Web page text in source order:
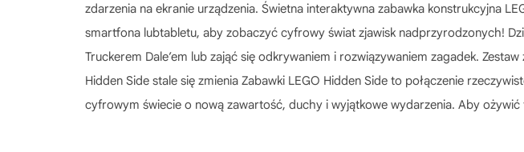
zdarzenia na ekranie urządzenia. Świetna interaktywna zabawka konstrukcyjna
smartfona lubtabletu, aby zobaczyć cyfrowy świat zjawisk nadprzyrodzonych!
Truckerem Dale’em lub zająć się odkrywaniem i rozwiązywaniem zagadek.
Hidden Side stale się zmienia Zabawki LEGO Hidden Side to połączenie
cyfrowym świecie o nową zawartość, duchy i wyjątkowe wydarzenia. Aby